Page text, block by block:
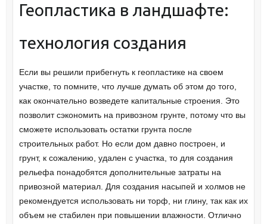
Геопластика в ландшафте:
технология создания
Если вы решили прибегнуть к геопластике на своем
участке, то помните, что лучше думать об этом до того,
как окончательно возведете капитальные строения. Это
позволит сэкономить на привозном грунте, потому что вы
сможете использовать остатки грунта после
строительных работ. Но если дом давно построен, и
грунт, к сожалению, удален с участка, то для создания
рельефа понадобятся дополнительные затраты на
привозной материал. Для создания насыпей и холмов не
рекомендуется использовать ни торф, ни глину, так как их
объем не стабилен при повышении влажности. Отлично